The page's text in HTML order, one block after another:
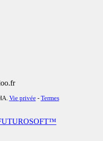
Vie privée- Termes
FUTUROSOFT™